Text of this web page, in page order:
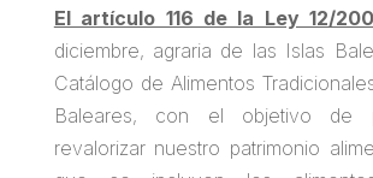
El artículo 116 de la Ley 12/
diciembre, agraria de las Islas
Catálogo de Alimentos
Baleares, con el objetivo de
revalorizar nuestro patrimonio